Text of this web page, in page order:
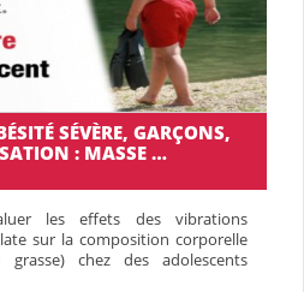
SÉVÈRE, GARÇONS,
: MASSE …
les effets des vibrations
sur la composition corporelle
grasse) chez des adolescents